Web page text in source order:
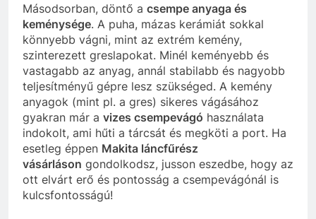
Másodsorban, döntő a csempe anyaga és
keménysége. A puha, mázas kerámiát sokkal
könnyebb vágni, mint az extrém kemény,
szinterezett greslapokat. Minél keményebb és
vastagabb az anyag, annál stabilabb és nagyobb
teljesítményű gépre lesz szükséged. A kemény
anyagok (mint pl. a gres) sikeres vágásához
gyakran már a vizes csempevágó használata
indokolt, ami hűti a tárcsát és megköti a port. Ha
esetleg éppen Makita láncfűrész
vásárláson gondolkodsz, jusson eszedbe, hogy az
ott elvárt erő és pontosság a csempevágónál is
kulcsfontosságú!